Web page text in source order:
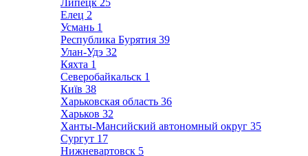
Липецк 25
Елец 2
Усмань 1
Республика Бурятия 39
Улан-Удэ 32
Кяхта 1
Северобайкальск 1
Київ 38
Харьковская область 36
Харьков 32
Ханты-Мансийский автономный округ 35
Сургут 17
Нижневартовск 5